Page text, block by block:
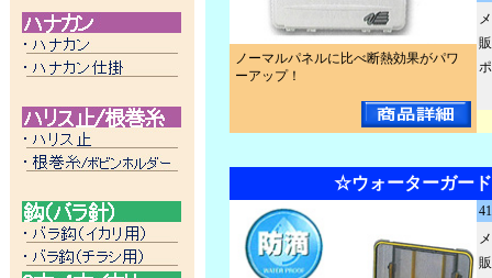
ノーマルパネルに比べ断熱効果がパワ
ーアップ！
☆ウォーターガード